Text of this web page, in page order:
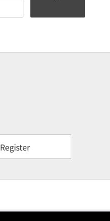
Register